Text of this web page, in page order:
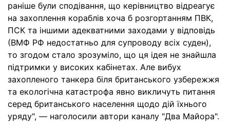
раніше були сподівання, що керівництво відреагує
на захоплення кораблів хоча б розгортанням ПВК,
ПСК та іншими адекватними заходами у відповідь
(ВМФ РФ недостатньо для супроводу всіх суден),
то згодом стало зрозуміло, що ця ідея не знайшла
підтримки у високих кабінетах. Але вибух
захопленого танкера біля британського узбережжя
та екологічна катастрофа явно викличуть питання
серед британського населення щодо дій їхнього
уряду", — наголосили автори каналу "Два Майора".